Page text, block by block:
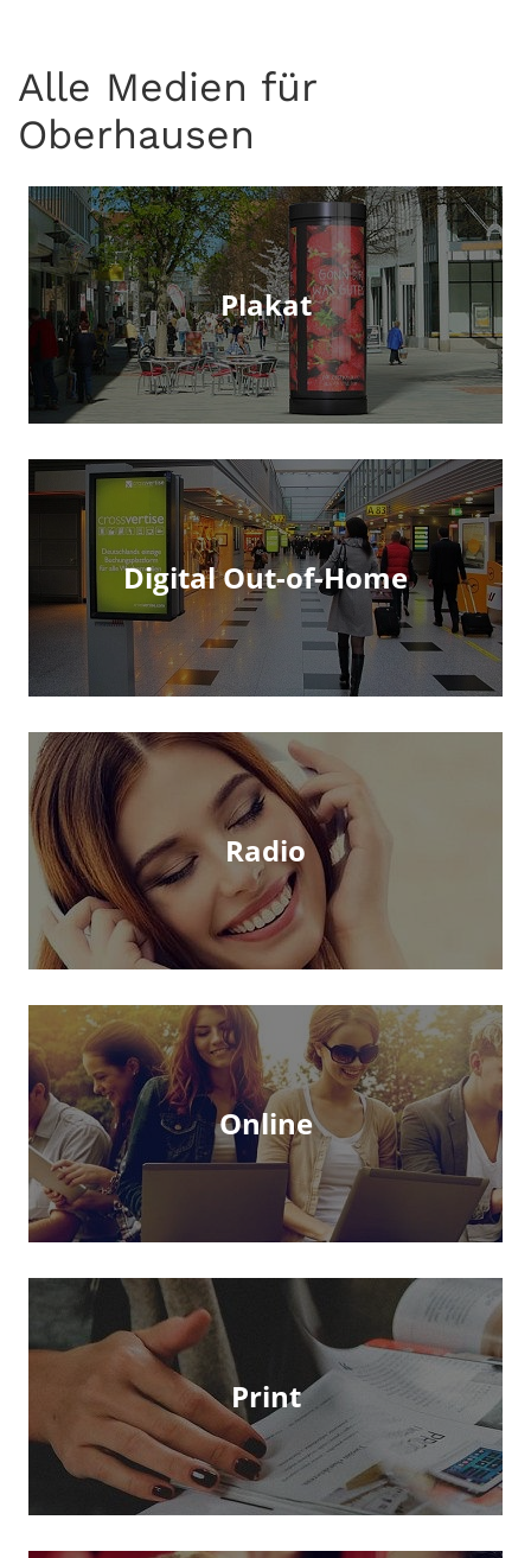
Alle Medien für
Oberhausen
Plakat
Digital Out-of-Home
Radio
Online
Print